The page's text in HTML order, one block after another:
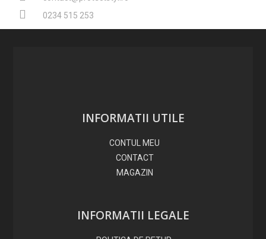
0234 515 253​
INFORMATII UTILE
CONTUL MEU
CONTACT
MAGAZIN
INFORMATII LEGALE